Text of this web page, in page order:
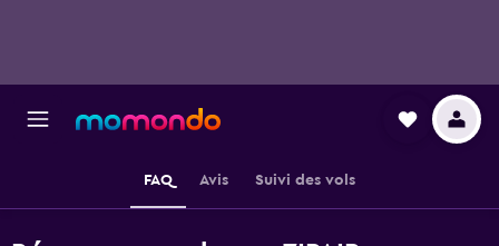
FAQ Avis Suivi des vols